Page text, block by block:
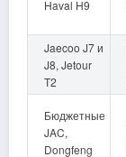
Haval H9
Jaecoo J7 и
J8, Jetour
T2
Бюджетные
JAC,
Dongfeng